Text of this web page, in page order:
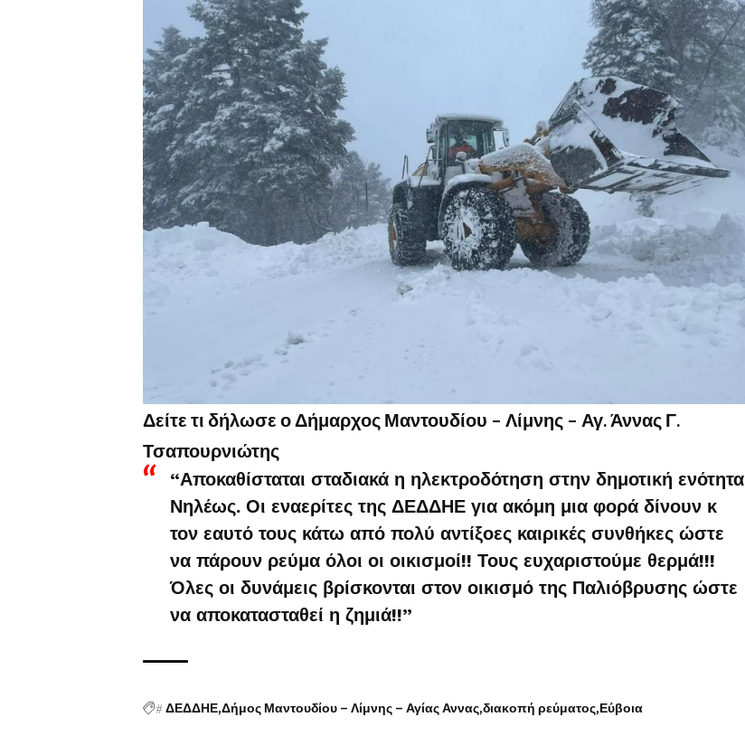
Δείτε τι δήλωσε ο Δήμαρχος Μαντουδίου – Λίμνης – Αγ. Άννας Γ.
Τσαπουρνιώτης
“Αποκαθίσταται σταδιακά η ηλεκτροδότηση στην δημοτική ενότητα
Νηλέως. Οι εναερίτες της ΔΕΔΔΗΕ για ακόμη μια φορά δίνουν κ
τον εαυτό τους κάτω από πολύ αντίξοες καιρικές συνθήκες ώστε
να πάρουν ρεύμα όλοι οι οικισμοί!! Τους ευχαριστούμε θερμά!!!
Όλες οι δυνάμεις βρίσκονται στον οικισμό της Παλιόβρυσης ώστε
να αποκατασταθεί η ζημιά!!”
#ΔΕΔΔΗΕ Δήμος Μαντουδίου – Λίμνης – Αγίας Αννας διακοπή ρεύματος Εύβοια